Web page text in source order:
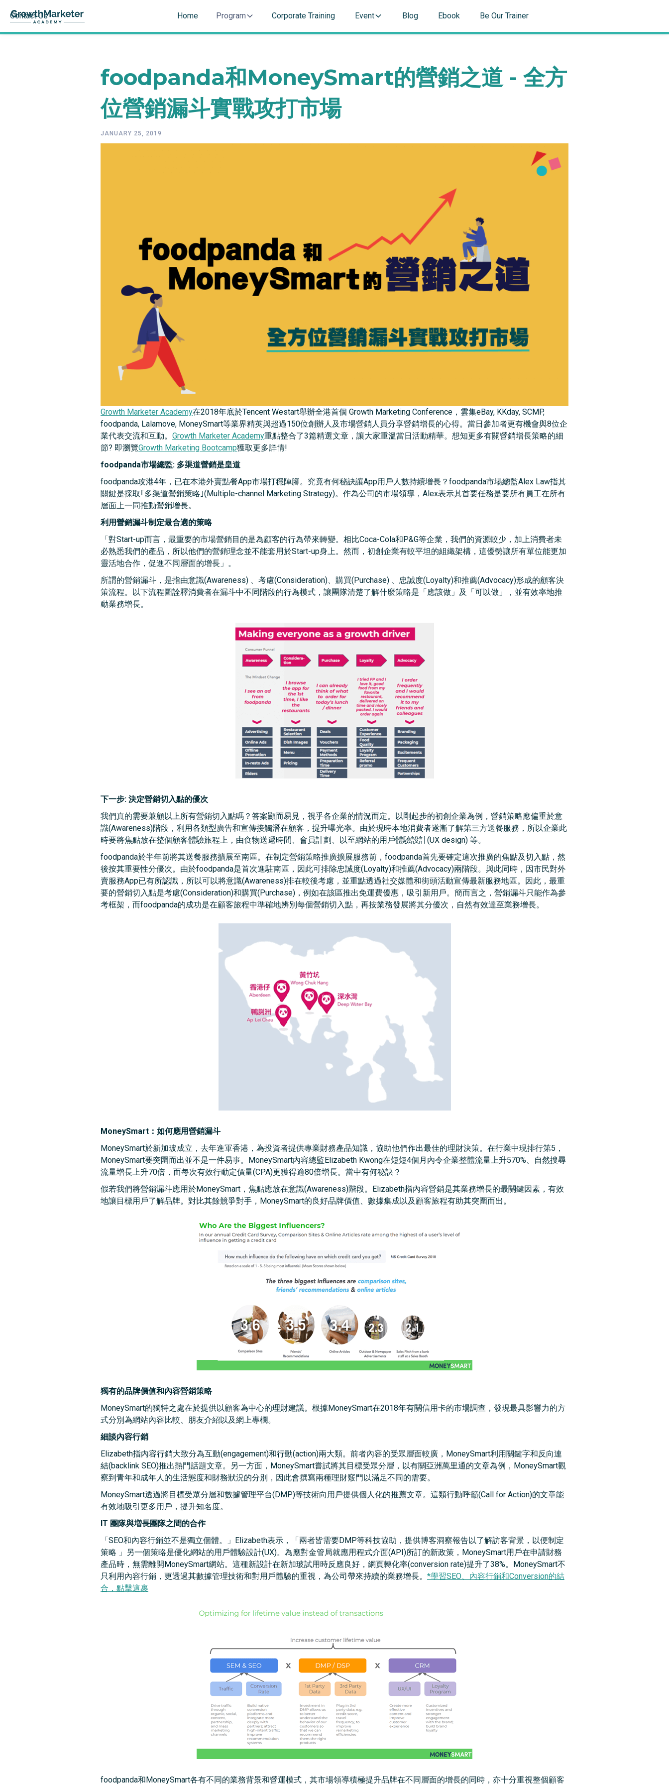
Home Program Corporate Training Event Blog Ebook Be Our Trainer
Contact Us
foodpanda和MoneySmart的營銷之道 - 全方
位營銷漏斗實戰攻打市場
JANUARY 25, 2019
Growth Marketer Academy在2018年底於Tencent Westart舉辦全港首個 Growth Marketing Conference，雲集eBay, KKday, SCMP,
foodpanda, Lalamove, MoneySmart等業界精英與超過150位創辦人及市場營銷人員分享營銷增長的心得。當日參加者更有機會與8位企
業代表交流和互動。 Growth Marketer Academy重點整合了3篇精選文章，讓大家重溫當日活動精華。想知更多有關營銷增長策略的細
節? 即瀏覽Growth Marketing Bootcamp獲取更多詳情!
foodpanda市場總監: 多渠道營銷是皇道
foodpanda攻港4年，已在本港外賣點餐App市場打穩陣腳。究竟有何秘訣讓App用戶人數持續增長？foodpanda市場總監Alex Law指其
關鍵是採取｢多渠道營銷策略｣(Multiple-channel Marketing Strategy)。作為公司的市場領導，Alex表示其首要任務是要所有員工在所有
層面上一同推動營銷增長。
利用營銷漏斗制定最合適的策略
「對Start-up而言，最重要的市場營銷目的是為顧客的行為帶來轉變。相比Coca-Cola和P&G等企業，我們的資源較少，加上消費者未
必熟悉我們的產品，所以他們的營銷理念並不能套用於Start-up身上。然而，初創企業有較平坦的組織架構，這優勢讓所有單位能更加
靈活地合作，促進不同層面的增長」。
所謂的營銷漏斗，是指由意識(Awareness) 、考慮(Consideration)、購買(Purchase) 、忠誠度(Loyalty)和推薦(Advocacy)形成的顧客決
策流程。以下流程圖詮釋消費者在漏斗中不同階段的行為模式，讓團隊清楚了解什麼策略是「應該做」及「可以做」，並有效率地推
動業務增長。
下一步: 決定營銷切入點的優次
我們真的需要兼顧以上所有營銷切入點嗎？答案顯而易見，視乎各企業的情況而定。以剛起步的初創企業為例，營銷策略應偏重於意
識(Awareness)階段，利用各類型廣告和宣傳接觸潛在顧客，提升曝光率。由於現時本地消費者遂漸了解第三方送餐服務，所以企業此
時要將焦點放在整個顧客體驗旅程上，由食物送遞時間、會員計劃、以至網站的用戶體驗設計(UX design) 等。
foodpanda於半年前將其送餐服務擴展至南區。在制定營銷策略推廣擴展服務前，foodpanda首先要確定這次推廣的焦點及切入點，然
後按其重要性分優次。由於foodpanda是首次進駐南區，因此可排除忠誠度(Loyalty)和推薦(Advocacy)兩階段。與此同時，因市民對外
賣服務App已有所認識，所以可以將意識(Awareness)排在較後考慮，並重點透過社交媒體和街頭活動宣傳最新服務地區。因此，最重
要的營銷切入點是考慮(Consideration)和購買(Purchase)，例如在該區推出免運費優惠，吸引新用戶。簡而言之，營銷漏斗只能作為參
考框架，而foodpanda的成功是在顧客旅程中準確地辨別每個營銷切入點，再按業務發展將其分優次，自然有效達至業務增長。
MoneySmart：如何應用營銷漏斗
MoneySmart於新加玻成立，去年進軍香港，為投資者提供專業財務產品知識，協助他們作出最佳的理財決策。在行業中現排行第5，
MoneySmart要突圍而出並不是一件易事。MoneySmart內容總監Elizabeth Kwong在短短4個月內令企業整體流量上升570%、自然搜尋
流量增長上升70倍，而每次有效行動定價量(CPA)更獲得逾80倍增長。當中有何秘訣？
假若我們將營銷漏斗應用於MoneySmart，焦點應放在意識(Awareness)階段。Elizabeth指內容營銷是其業務增長的最關鍵因素，有效
地讓目標用戶了解品牌。對比其餘競爭對手，MoneySmart的良好品牌價值、數據集成以及顧客旅程有助其突圍而出。
獨有的品牌價值和內容營銷策略
MoneySmart的獨特之處在於提供以顧客為中心的理財建議。根據MoneySmart在2018年有關信用卡的市場調查，發現最具影響力的方
式分別為網站內容比較、朋友介紹以及網上專欄。
細談內容行銷
Elizabeth指內容行銷大致分為互動(engagement)和行動(action)兩大類。前者內容的受眾層面較廣，MoneySmart利用關鍵字和反向連
結(backlink SEO)推出熱門話題文章。另一方面，MoneySmart嘗試將其目標受眾分層，以有關亞洲萬里通的文章為例，MoneySmart觀
察到青年和成年人的生活態度和財務狀況的分別，因此會撰寫兩種理財竅門以滿足不同的需要。
MoneySmart透過將目標受眾分層和數據管理平台(DMP)等技術向用戶提供個人化的推薦文章。這類行動呼籲(Call for Action)的文章能
有效地吸引更多用戶，提升知名度。
IT 團隊與増長團隊之間的合作
「SEO和內容行銷並不是獨立個體。」Elizabeth表示，「兩者皆需要DMP等科技協助，提供博客洞察報告以了解訪客背景，以便制定
策略 」另一個策略是優化網站的用戶體驗設計(UX)。為應對金管局就應用程式介面(API)所訂的新政策，MoneySmart用戶在申請財務
產品時，無需離開MoneySmart網站。這種新設計在新加玻試用時反應良好，網頁轉化率(conversion rate)提升了38%。MoneySmart不
只利用內容行銷，更透過其數據管理技術和對用戶體驗的重視，為公司帶來持續的業務增長。 *學習SEO、內容行銷和Conversion的結
合，點擊這裹
foodpanda和MoneySmart各有不同的業務背景和營運模式，其市場領導積極提升品牌在不同層面的增長的同時，亦十分重視整個顧客